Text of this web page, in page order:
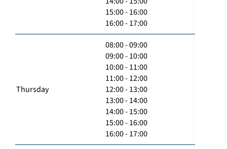
15:00 - 16:00
16:00 - 17:00
Thursday
08:00 - 09:00
09:00 - 10:00
10:00 - 11:00
11:00 - 12:00
12:00 - 13:00
13:00 - 14:00
14:00 - 15:00
15:00 - 16:00
16:00 - 17:00